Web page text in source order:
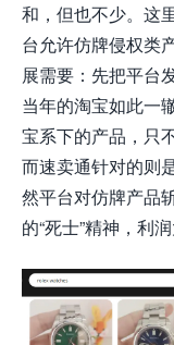
和，但也不少。这
台允许仿牌侵权类
展需要：先把平台
当年的淘宝如此一
宝系下的产品，只
而速卖通针对的则
然平台对仿牌产品
的“死士”精神，利